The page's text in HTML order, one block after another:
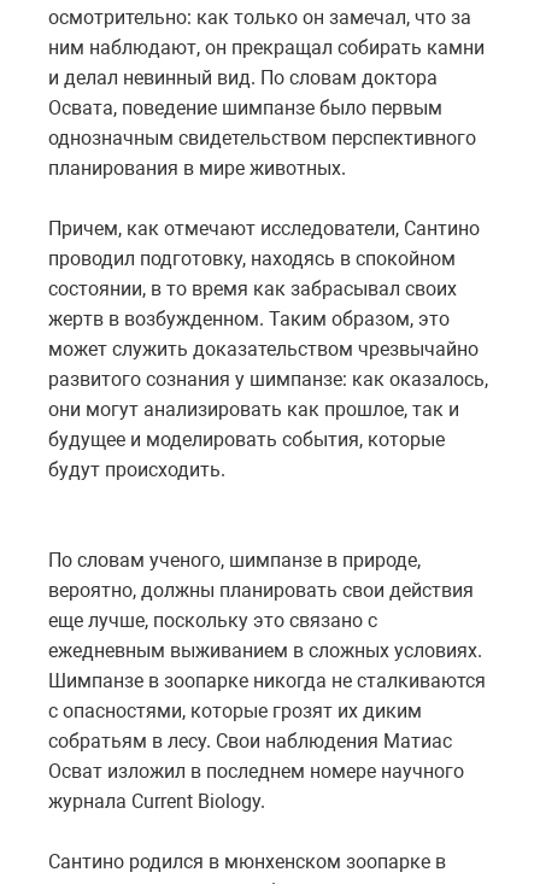
осмотрительно: как только он замечал, что за
ним наблюдают, он прекращал собирать камни
и делал невинный вид. По словам доктора
Освата, поведение шимпанзе было первым
однозначным свидетельством перспективного
планирования в мире животных.
Причем, как отмечают исследователи, Сантино
проводил подготовку, находясь в спокойном
состоянии, в то время как забрасывал своих
жертв в возбужденном. Таким образом, это
может служить доказательством чрезвычайно
развитого сознания у шимпанзе: как оказалось,
они могут анализировать как прошлое, так и
будущее и моделировать события, которые
будут происходить.
По словам ученого, шимпанзе в природе,
вероятно, должны планировать свои действия
еще лучше, поскольку это связано с
ежедневным выживанием в сложных условиях.
Шимпанзе в зоопарке никогда не сталкиваются
с опасностями, которые грозят их диким
собратьям в лесу. Свои наблюдения Матиас
Осват изложил в последнем номере научного
журнала Current Biology.
Сантино родился в мюнхенском зоопарке в